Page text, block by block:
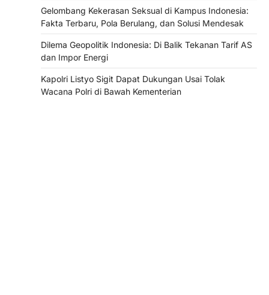
Gelombang Kekerasan Seksual di Kampus Indonesia:
Fakta Terbaru, Pola Berulang, dan Solusi Mendesak
Dilema Geopolitik Indonesia: Di Balik Tekanan Tarif AS
dan Impor Energi
Kapolri Listyo Sigit Dapat Dukungan Usai Tolak
Wacana Polri di Bawah Kementerian